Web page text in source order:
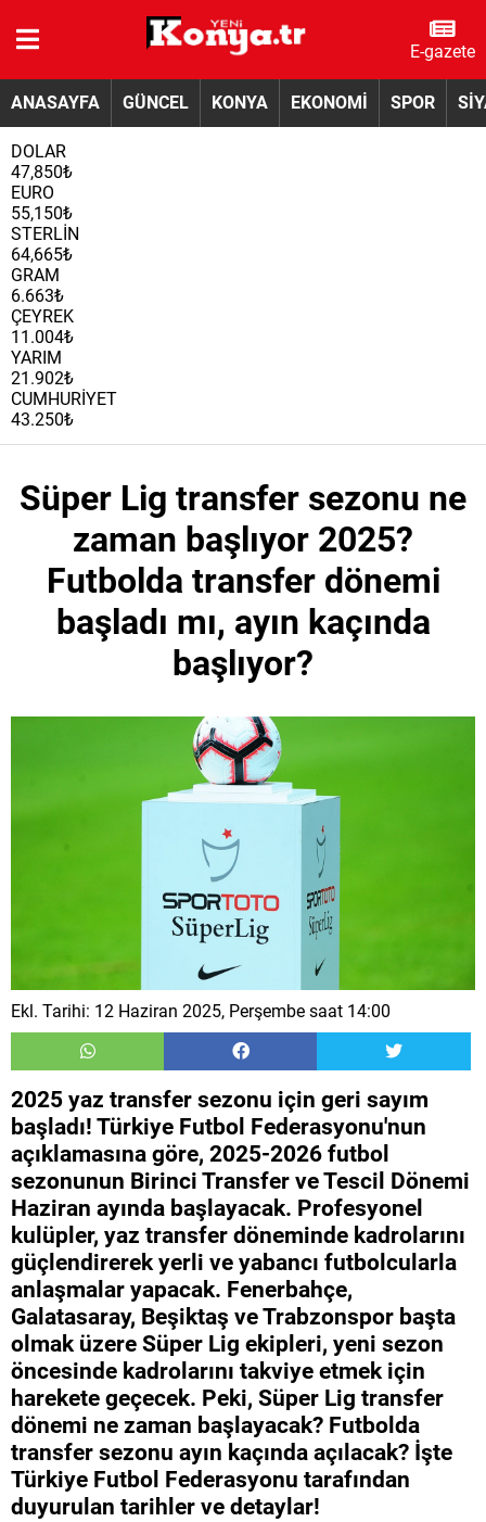
E-gazete
ANASAYFA GÜNCEL KONYA EKONOMİ SPOR
DOLAR
47,850₺
EURO
55,150₺
STERLİN
64,665₺
GRAM
6.663₺
ÇEYREK
11.004₺
YARIM
21.902₺
CUMHURİYET
43.250₺
Süper Lig transfer sezonu ne
zaman başlıyor 2025?
Futbolda transfer dönemi
başladı mı, ayın kaçında
başlıyor?
Ekl. Tarihi: 12 Haziran 2025, Perşembe saat 14:00
2025 yaz transfer sezonu için geri sayım
başladı! Türkiye Futbol Federasyonu'nun
açıklamasına göre, 2025-2026 futbol
sezonunun Birinci Transfer ve Tescil Dönemi
Haziran ayında başlayacak. Profesyonel
kulüpler, yaz transfer döneminde kadrolarını
güçlendirerek yerli ve yabancı futbolcularla
anlaşmalar yapacak. Fenerbahçe,
Galatasaray, Beşiktaş ve Trabzonspor başta
olmak üzere Süper Lig ekipleri, yeni sezon
öncesinde kadrolarını takviye etmek için
harekete geçecek. Peki, Süper Lig transfer
dönemi ne zaman başlayacak? Futbolda
transfer sezonu ayın kaçında açılacak? İşte
Türkiye Futbol Federasyonu tarafından
duyurulan tarihler ve detaylar!